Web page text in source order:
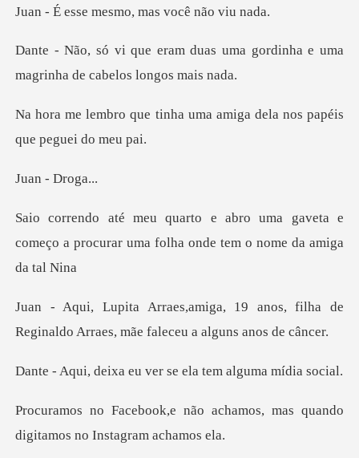
mesmo, mas voc
uas uma gordinha e uma
magrin
ha uma amiga dela nos pap
- Dro
ma gaveta e
começo a procurar uma fol
9 anos, filha de
Reginaldo Arraes,
eu ver se ela tem
achamos, mas quando
digitam